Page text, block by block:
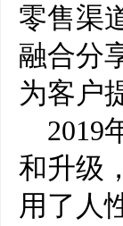
零售渠
融合分
为客户
2019
和升级
用了人